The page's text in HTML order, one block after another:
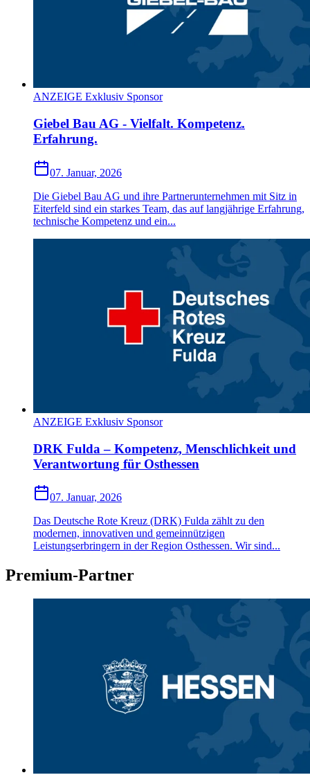
ANZEIGE Exklusiv Sponsor
Giebel Bau AG - Vielfalt. Kompetenz.
Erfahrung.
07. Januar, 2026
Die Giebel Bau AG und ihre Partnerunternehmen mit Sitz in
Eiterfeld sind ein starkes Team, das auf langjährige Erfahrung,
technische Kompetenz und ein...
ANZEIGE Exklusiv Sponsor
DRK Fulda – Kompetenz, Menschlichkeit und
Verantwortung für Osthessen
07. Januar, 2026
Das Deutsche Rote Kreuz (DRK) Fulda zählt zu den
modernen, innovativen und gemeinnützigen
Leistungserbringern in der Region Osthessen. Wir sind...
Premium-Partner